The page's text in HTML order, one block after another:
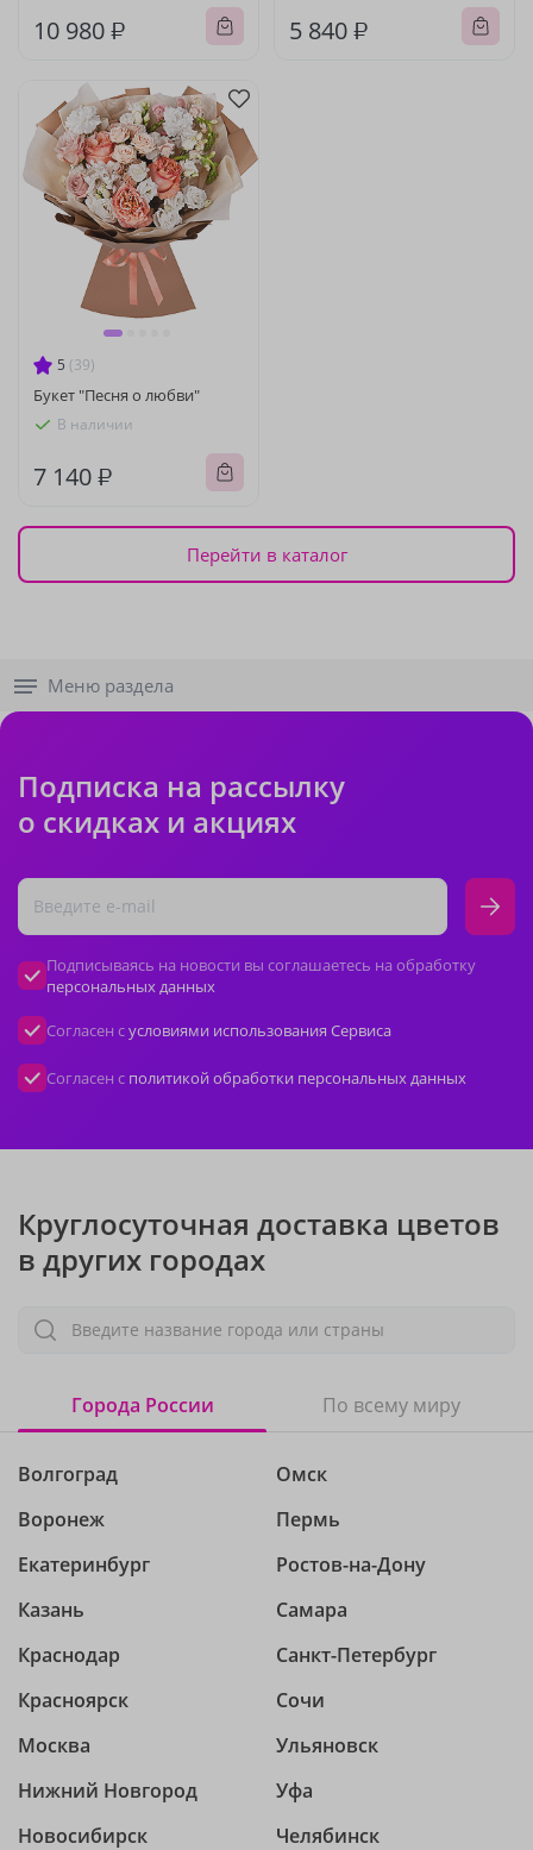
10 980 ₽ 5 840 ₽
5 (39)
Букет "Песня о любви"
В наличии
7 140 ₽
Перейти в каталог
Меню раздела
Подписка на рассылку
о скидках и акциях
Подписываясь на новости вы соглашаетесь на обработку
персональных данных
Согласен сусловиями использования Сервиса
Согласен с политикой обработки персональных данных
Круглосуточная доставка цветов
в других городах
Введите название города или страны
Города России По всему миру
Волгоград
Воронеж
Екатеринбург
Казань
Краснодар
Красноярск
Москва
Нижний Новгород
Новосибирск
Омск
Пермь
Ростов-на-Дону
Самара
Санкт-Петербург
Сочи
Ульяновск
Уфа
Челябинск